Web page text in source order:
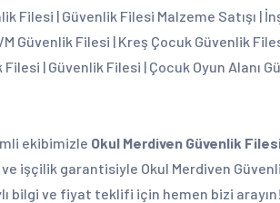
Filesi | Güvenlik Filesi Malzeme Satışı |
Güvenlik Filesi | Kreş Çocuk Güvenlik
| Güvenlik Filesi | Çocuk Oyun Alanı
ekibimizle Okul Merdiven Güvenlik
işçilik garantisiyle Okul Merdiven
bilgi ve fiyat teklifi için hemen bizi arayın!